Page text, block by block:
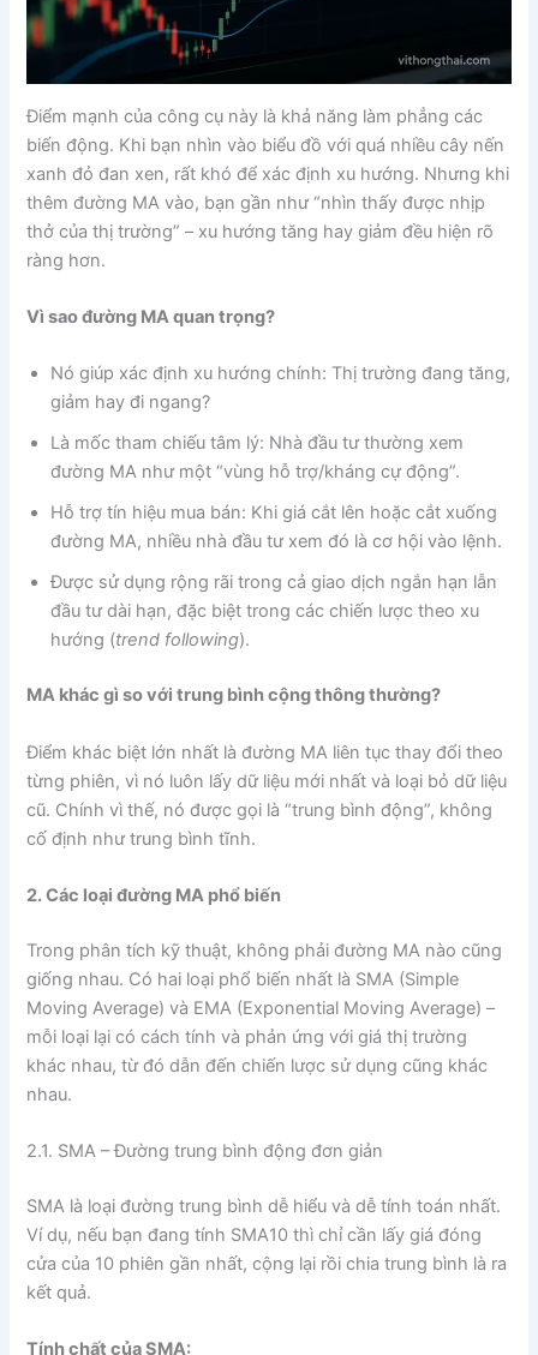
Điểm mạnh của công cụ này là khả năng làm phẳng các
biến động. Khi bạn nhìn vào biểu đồ với quá nhiều cây nến
xanh đỏ đan xen, rất khó để xác định xu hướng. Nhưng khi
thêm đường MA vào, bạn gần như “nhìn thấy được nhịp
thở của thị trường” – xu hướng tăng hay giảm đều hiện rõ
ràng hơn.
Vì sao đường MA quan trọng?
Nó giúp xác định xu hướng chính: Thị trường đang tăng,
giảm hay đi ngang?
Là mốc tham chiếu tâm lý: Nhà đầu tư thường xem
đường MA như một “vùng hỗ trợ/kháng cự động”.
Hỗ trợ tín hiệu mua bán: Khi giá cắt lên hoặc cắt xuống
đường MA, nhiều nhà đầu tư xem đó là cơ hội vào lệnh.
Được sử dụng rộng rãi trong cả giao dịch ngắn hạn lẫn
đầu tư dài hạn, đặc biệt trong các chiến lược theo xu
hướng (trend following).
MA khác gì so với trung bình cộng thông thường?
Điểm khác biệt lớn nhất là đường MA liên tục thay đổi theo
từng phiên, vì nó luôn lấy dữ liệu mới nhất và loại bỏ dữ liệu
cũ. Chính vì thế, nó được gọi là “trung bình động”, không
cố định như trung bình tĩnh.
2. Các loại đường MA phổ biến
Trong phân tích kỹ thuật, không phải đường MA nào cũng
giống nhau. Có hai loại phổ biến nhất là SMA (Simple
Moving Average) và EMA (Exponential Moving Average) –
mỗi loại lại có cách tính và phản ứng với giá thị trường
khác nhau, từ đó dẫn đến chiến lược sử dụng cũng khác
nhau.
2.1. SMA – Đường trung bình động đơn giản
SMA là loại đường trung bình dễ hiểu và dễ tính toán nhất.
Ví dụ, nếu bạn đang tính SMA10 thì chỉ cần lấy giá đóng
cửa của 10 phiên gần nhất, cộng lại rồi chia trung bình là ra
kết quả.
Tính chất của SMA: